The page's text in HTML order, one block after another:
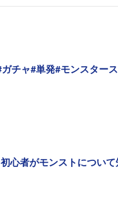
チャ#単発#モンスター
心者がモンストについ